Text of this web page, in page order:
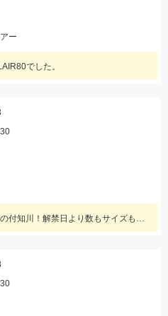
ー
でした。
解禁三日目ともあり激荒れの付知川！解禁日より数もサイズも落ちてますが丁寧に探れば釣れます。四日目も頑張ります！